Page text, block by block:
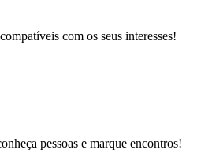
com os seus interesses!
pessoas e marque encontros!